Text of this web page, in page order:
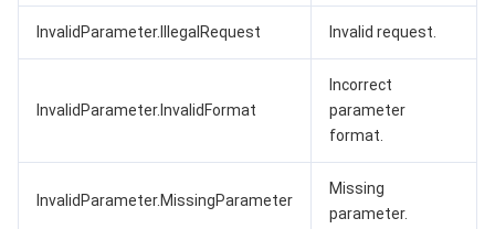
腾讯云培训认证
合作伙伴支持计划
InvalidParameter.IllegalRequest Invalid request.
InvalidParameter.InvalidFormat
Incorrect
parameter
format.
InvalidParameter.MissingParameter
Missing
parameter.